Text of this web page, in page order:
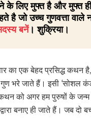
के लिए मुफ्त है और मुफ्त
है जो उच्च गुणवत्ता वाले
बनें। शुक्रिया।
का एक बेहद प्रसिद्ध कथन है,
गुण भरे जाते हैं। इसी
को अगर हम पुरुषों के
बनाए ही जाते हैं। जब